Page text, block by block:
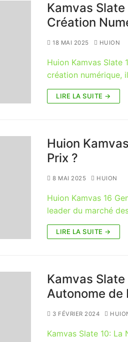
Kamvas
Création
18 MAI 2025 HUION
Huion Kamvas Slate
création numérique,
LIRE LA SUITE →
Huion
Prix ?
8 MAI 2025 HUION
Huion Kamvas 16
leader du marché
LIRE LA SUITE →
Kamvas
Autonome de
3 FÉVRIER 2024
Kamvas Slate 10: